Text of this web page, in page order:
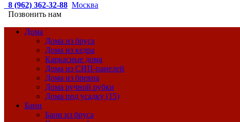
8 (962) 362-32-88 Москва
Позвонить нам
Дома
Дома из бруса
Дома из кедра
Каркасные дома
Дома из СИП-панелей
Дома из бревна
Дома ручной рубки
Дома под усадку (15)
Бани
Бани из бруса